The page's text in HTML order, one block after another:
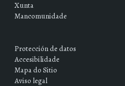
Xunta
Mancomunidade
Protección de datos
Accesibilidade
Mapa do Sitio
Aviso legal